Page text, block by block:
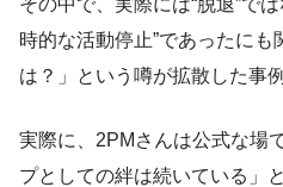
時的な活動停止”であったに
は？」という噂が拡散した事
実際に、2PMさんは公式な場
プとしての絆は続いている」